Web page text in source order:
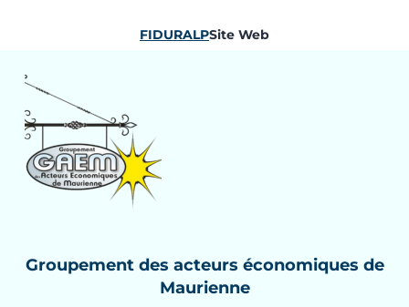
FIDURALPSite Web
Groupement des acteurs économiques de
Maurienne